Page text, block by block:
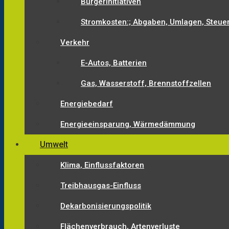
Stromkosten:; Abgaben, Umlagen,
Verkehr
E-Autos, Batterien
Gas, Wasserstoff, Brennstoffzellen
Energiebedarf
Energieeinsparung, Wärmedämmung
Umwelt
Klima, Einflussfaktoren
Treibhausgas-Einfluss
Dekarbonisierungspolitik
Flächenverbrauch, Artenverluste